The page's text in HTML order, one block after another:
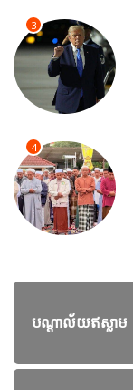
3
4
បណ្តាល័យឥស្លាម